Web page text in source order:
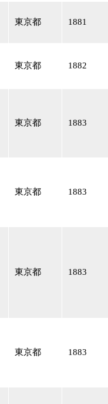
東京都 1881
東京都 1882
東京都 1883
東京都 1883
東京都 1883
東京都 1883